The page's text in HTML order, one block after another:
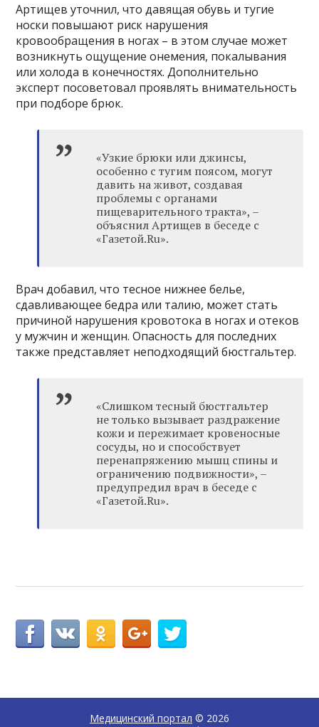
Артищев уточнил, что давящая обувь и тугие
носки повышают риск нарушения
кровообращения в ногах – в этом случае может
возникнуть ощущение онемения, покалывания
или холода в конечностях. Дополнительно
эксперт посоветовал проявлять внимательность
при подборе брюк.
«Узкие брюки или джинсы,
особенно с тугим поясом, могут
давить на живот, создавая
проблемы с органами
пищеварительного тракта», –
объяснил Артищев в беседе с
«Газетой.Ru».
Врач добавил, что тесное нижнее белье,
сдавливающее бедра или талию, может стать
причиной нарушения кровотока в ногах и отеков
у мужчин и женщин. Опасность для последних
также представляет неподходящий бюстгальтер.
«Слишком тесный бюстгальтер
не только вызывает раздражение
кожи и пережимает кровеносные
сосуды, но и способствует
перенапряжению мышц спины и
ограничению подвижности», –
предупредил врач в беседе с
«Газетой.Ru».
Медицинский портал © 2026